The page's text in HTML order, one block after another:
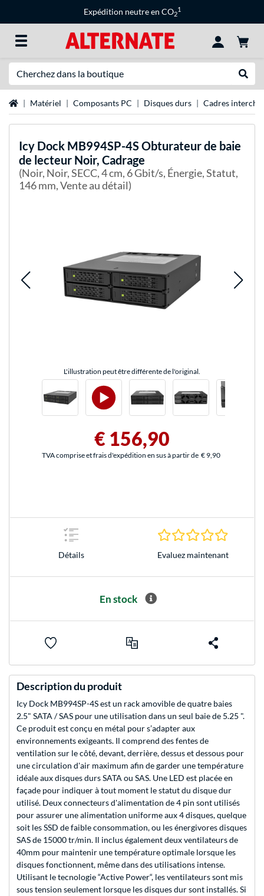
Expédition neutre en CO2
1
Page d'accueil
Matériel Composants PC Disques durs Cadres
Icy Dock MB994SP-4S Obturateur de baie
de lecteur Noir, Cadrage
(Noir, Noir, SECC, 4 cm, 6 Gbit/s, Énergie, Statut,
146 mm, Vente au détail)
L'illustration peut être différente de l'original.
€ 156,90
TVA comprise et frais d'expédition en sus à partir de € 9,90
Détails Evaluez maintenant
En stock
Description du produit
Icy Dock MB994SP-4S est un rack amovible de quatre baies
2.5" SATA / SAS pour une utilisation dans un seul baie de 5.25 ".
Ce produit est conçu en métal pour s’adapter aux
environnements exigeants. Il comprend des fentes de
ventilation sur le côté, devant, derrière, dessus et dessous pour
une circulation d'air maximum afin de garder une température
idéale aux disques durs SATA ou SAS. Une LED est placée en
façade pour indiquer à tout moment le statut du disque dur
utilisé. Deux connecteurs d'alimentation de 4 pin sont utilisés
pour assurer une alimentation uniforme aux 4 disques, quelque
soit les SSD de faible consommation, ou les énergivores disques
SAS de 15000 tr/min. Il inclus également deux ventilateurs de
40mm pour maintenir une température optimale lorsque les
disques fonctionnent, même dans des utilisations intense.
Utilisant le tecnologie “Active Power“, les ventilateurs sont mis
sous tension seulement lorsque les disques dur sont installés. Si